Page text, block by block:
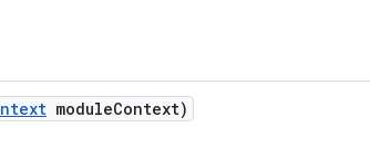
moduleContext)